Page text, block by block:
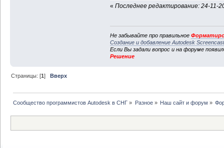
« Последнее редактирование: 24-11-
Не забывайте про правильное
Создание и добавление Autodesk
Если Вы задали вопрос и на форуме
Решение
Страницы: [1]Вверх
Сообщество программистов Autodesk в СНГ » Разное» Наш сайт и форум »